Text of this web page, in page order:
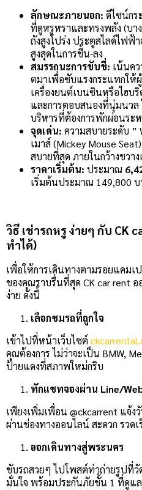
ลักษณะภายนอก: ดีไซน์ก
ที่ดูหรูหราและทรงพลัง (บา
ถังสูงโปร่ง ประตูสไลด์ไฟฟ้
สูงสุดในการขึ้น-ลง
สมรรถนะการขับขี่: เน้นค
ตมาเพื่อซับแรงกระแทกให้
เครื่องยนต์เบนซินหรือไฮบ
และการตอบสนองที่นุ่มนวล
บริหารที่ต้องการพักผ่อนระห
จุดเด่น: ความสบายระดับ ”
เมาส์ (Mickey Mouse
สบายที่สุด ภายในกว้างขวา
ราคาเริ่มต้น: ประมาณ
เริ่มต้นประมาณ 149,800
วิธี เช่ารถหรู ง่ายๆ กับ
ทำได้)
เพื่อให้การเดินทางตามรอยแคม
ของคุณราบรื่นที่สุด CK car rent
ง่าย ดังนี้
เลือกชมรถที่ถูกใจ
เข้าไปที่หน้าเว็บไซต์
คุณต้องการ ไม่ว่าจะเป็น BMW,
ป้ายแดงที่สภาพใหม่กริบ
ทักแชทจองผ่าน Line/
เพียงเพิ่มเพื่อน @ckcarrent แจ้ง
ผ่านช่องทางออนไลน์ สะดวก รวดเ
ออกเดินทางสู่พระนคร
ขับรถสวยๆ ไปโพสต์ท่าถ่ายรูปที่วั
มั่นใจ พร้อมประกันภัยชั้น 1 ที่ดูแ